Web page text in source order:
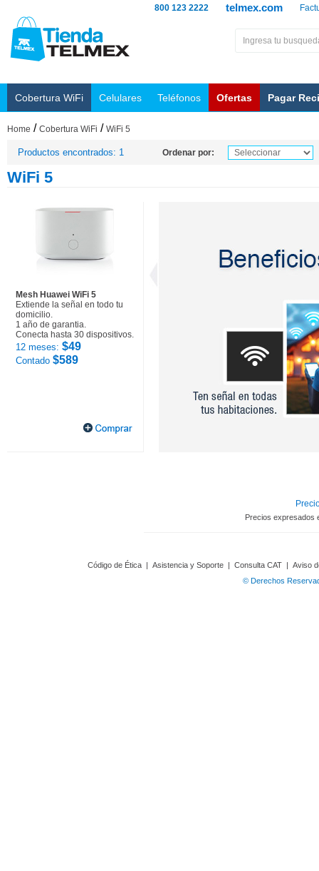
telmex.com
800 123 2222
Cobertura WiFi Celulares Teléfonos Ofertas Pagar
Home / Cobertura WiFi / WiFi 5
Productos encontrados: 1 Ordenar por:
WiFi 5
Mesh Huawei WiFi 5
Extiende la señal en todo tu
domicilio.
1 año de garantia.
Conecta hasta 30 dispositivos.
12 meses: $49
Contado $589
Precios expresados
Código de Ética | Asistencia y Soporte | Consulta CAT | Aviso
© Derechos